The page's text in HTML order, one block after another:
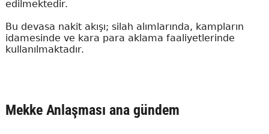
edilmektedir.
Bu devasa nakit akışı; silah alımlarında, kampların
idamesinde ve kara para aklama faaliyetlerinde
kullanılmaktadır.
Mekke Anlaşması ana gündem